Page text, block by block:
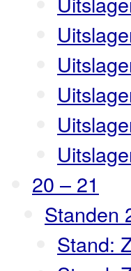
20 – 21
Standen
Stand: